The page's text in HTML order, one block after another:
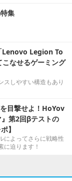
集
Lenovo Legion To
なせるゲーミング
スしやすい構造もあり
目撃せよ！HoYov
第2回βテストの
】
によってさらに戦略性
に迫ります！